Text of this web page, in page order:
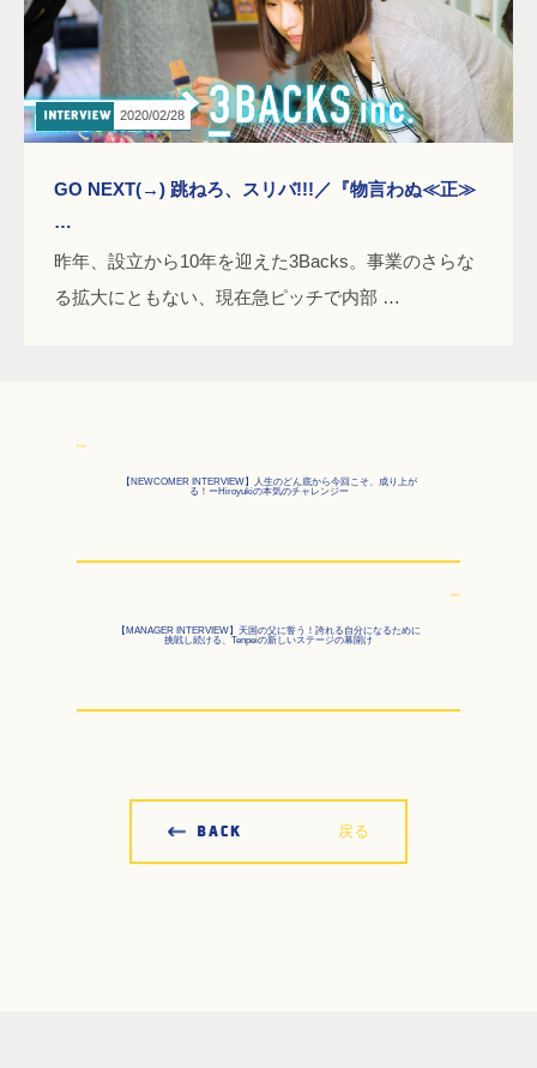
2020/02/28
GO NEXT(→) 跳ねろ、スリバ!!!／『物言わぬ≪正≫
…
昨年、設立から10年を迎えた3Backs。事業のさらな
る拡大にともない、現在急ピッチで内部 …
Prev
【NEWCOMER INTERVIEW】人生のどん底から今回こそ、成り上が
る！ーHiroyukiの本気のチャレンジー
Next
【MANAGER INTERVIEW】天国の父に誓う！誇れる自分になるために
挑戦し続ける、Tenpeiの新しいステージの幕開け
戻る